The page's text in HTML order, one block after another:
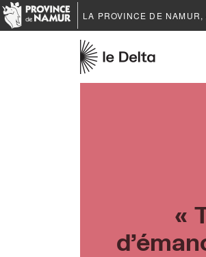
LA PROVINCE DE NAMUR,
«